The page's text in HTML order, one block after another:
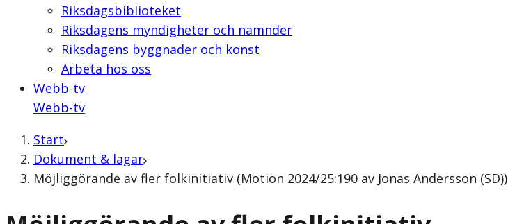
Riksdagsbiblioteket
Riksdagens myndigheter och nämnder
Riksdagens byggnader och konst
Arbeta hos oss
Webb-tv
Webb-tv
Start
Dokument & lagar
Möjliggörande av fler folkinitiativ (Motion 2024/25:190 av Jonas Andersson (SD))